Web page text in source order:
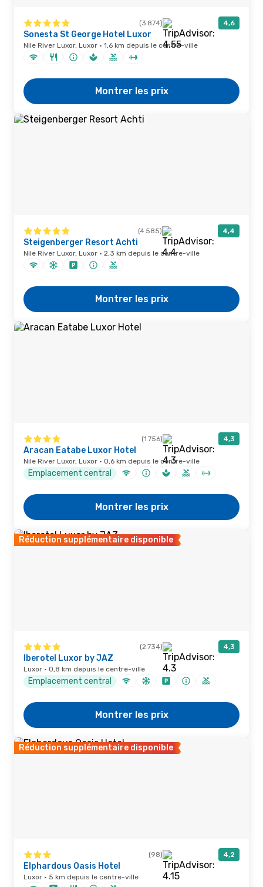
(3 874) 4,6
Sonesta St George Hotel Luxor
Nile River Luxor, Luxor · 1,6 km depuis le centre-ville
Montrer les prix
(4 585) 4,4
Steigenberger Resort Achti
Nile River Luxor, Luxor · 2,3 km depuis le centre-ville
Montrer les prix
(1 756) 4,3
Aracan Eatabe Luxor Hotel
Nile River Luxor, Luxor · 0,6 km depuis le centre-ville
Emplacement central
Montrer les prix
Réduction supplémentaire disponible
(2 734) 4,3
Iberotel Luxor by JAZ
Luxor · 0,8 km depuis le centre-ville
Emplacement central
Montrer les prix
Réduction supplémentaire disponible
(98) 4,2
Elphardous Oasis Hotel
Luxor · 5 km depuis le centre-ville